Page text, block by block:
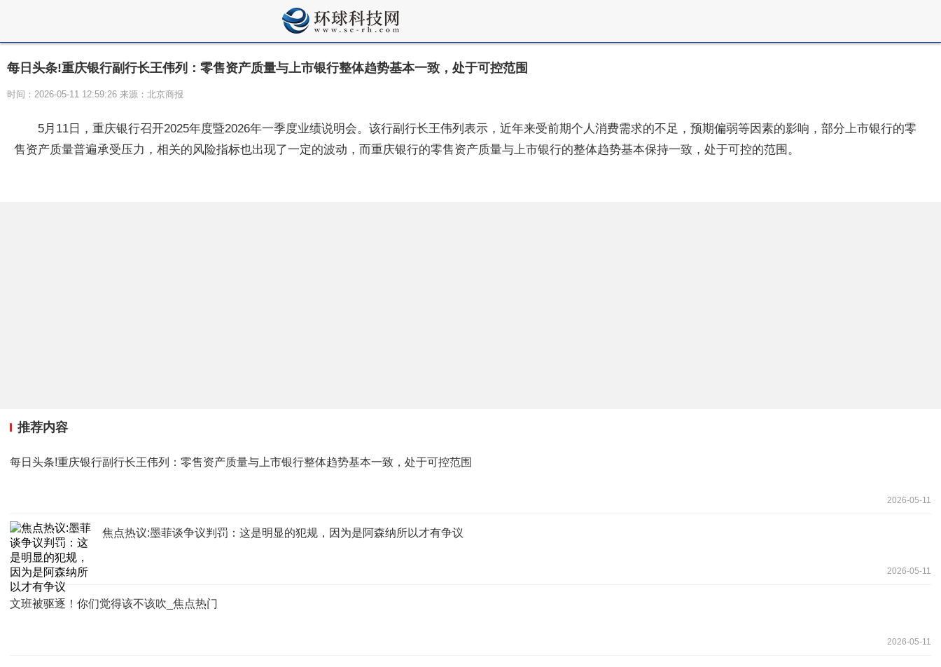
每日头条!重庆银行副行长王伟列：零售资产质量与上市银行整体趋势基本一致，处于可控范围
时间：2026-05-11 12:59:26 来源：北京商报
5月11日，重庆银行召开2025年度暨2026年一季度业绩说明会。该行副行长王伟列表示，近年来受前期个人消费需求的不足，预期偏弱等因素的影响，部分上市银行的零
售资产质量普遍承受压力，相关的风险指标也出现了一定的波动，而重庆银行的零售资产质量与上市银行的整体趋势基本保持一致，处于可控的范围。
推荐内容
每日头条!重庆银行副行长王伟列：零售资产质量与上市银行整体趋势基本一致，处于可控范围
2026-05-11
焦点热议:墨菲谈争议判罚：这是明显的犯规，因为是阿森纳所以才有争议
2026-05-11
文班被驱逐！你们觉得该不该吹_焦点热门
2026-05-11